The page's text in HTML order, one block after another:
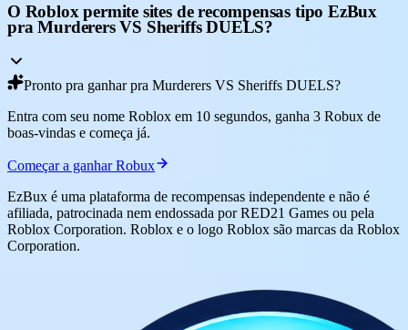
O Roblox permite sites de recompensas tipo EzBux
pra Murderers VS Sheriffs DUELS?
Pronto pra ganhar pra Murderers VS Sheriffs DUELS?
Entra com seu nome Roblox em 10 segundos, ganha 3 Robux de
boas-vindas e começa já.
Começar a ganhar Robux
EzBux é uma plataforma de recompensas independente e não é
afiliada, patrocinada nem endossada por RED21 Games ou pela
Roblox Corporation. Roblox e o logo Roblox são marcas da Roblox
Corporation.